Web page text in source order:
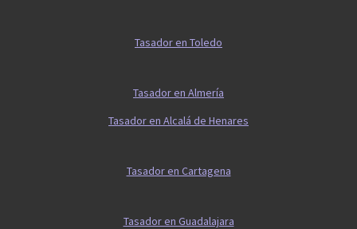
Tasador en Toledo
Tasador en Almería
Tasador en Alcalá de Henares
Tasador en Cartagena
Tasador en Guadalajara